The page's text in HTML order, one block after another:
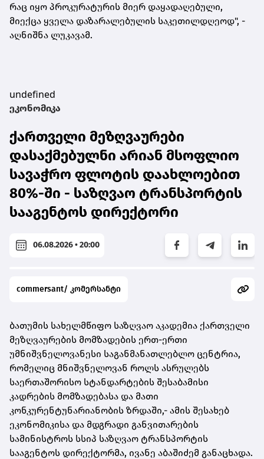
რაც იყო პროკურატურის მიერ დაყადაღებული,
მიექცა ყველა დაზარალებულის საკეთილდღეოდ", -
აღნიშნა ლუკავამ.
undefined
ეკონომიკა
ქართველი მეზღვაურები
დასაქმებულნი არიან მსოფლიო
სავაჭრო ფლოტის დაახლოებით
80%-ში - საზღვაო ტრანსპორტის
სააგენტოს დირექტორი
06.08.2026 • 20:00
commersant/ კომერსანტი
ბათუმის სახელმწიფო საზღვაო აკადემია ქართველი
მეზღვაურების მომზადების ერთ-ერთი
უმნიშვნელოვანესი საგანმანათლებლო ცენტრია,
რომელიც მნიშვნელოვან როლს ასრულებს
საერთაშორისო სტანდარტების შესაბამისი
კადრების მომზადებასა და მათი
კონკურენტუნარიანობის ზრდაში,- ამის შესახებ
ეკონომიკისა და მდგრადი განვითარების
სამინისტროს სსიპ საზღვაო ტრანსპორტის
სააგენტოს დირექტორმა, ივანე აბაშიძემ განაცხადა.